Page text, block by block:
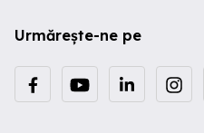
Urmărește-ne pe